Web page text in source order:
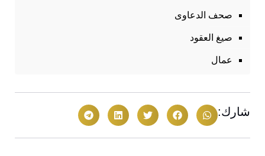
صحف الدعاوى
صيغ العقود
عمال
شارك: